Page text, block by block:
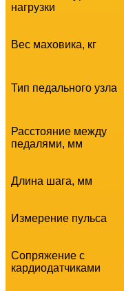
нагрузки
Вес маховика, кг
Тип педального узла
Расстояние между
педалями, мм
Длина шага, мм
Измерение пульса
Сопряжение с
кардиодатчиками